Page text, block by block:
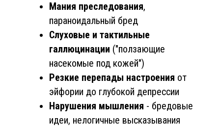
Мания преследования,
параноидальный бред
Слуховые и тактильные
галлюцинации ("ползающие
насекомые под кожей")
Резкие перепады настроения от
эйфории до глубокой депрессии
Нарушения мышления - бредовые
идеи, нелогичные высказывания